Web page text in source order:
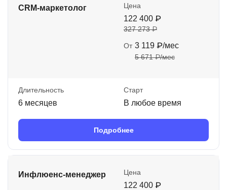
CRM-маркетолог Цена
122 400 ₽
327 273 ₽
От 3 119 ₽/мес
5 671 ₽/мес
Длительность
6 месяцев
Старт
В любое время
Подробнее
Инфлюенс-менеджер Цена
122 400 ₽